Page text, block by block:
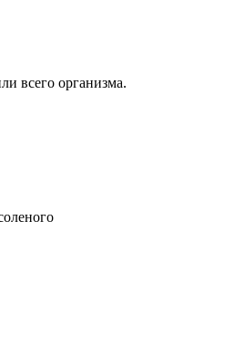
всего организма.